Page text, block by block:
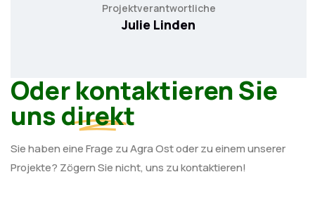
Projektverantwortliche
Julie Linden
Oder kontaktieren Sie
unsdirekt
Sie haben eine Frage zu Agra Ost oder zu einem unserer
Projekte? Zögern Sie nicht, uns zu kontaktieren!